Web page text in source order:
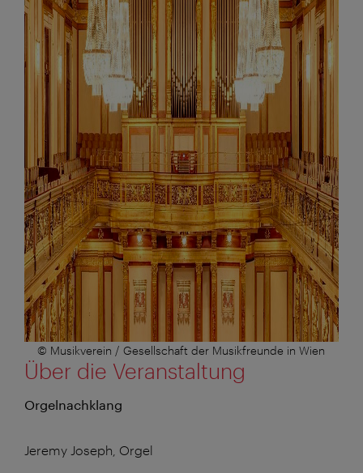
© Musikverein / Gesellschaft der Musikfreunde in Wien
Über die Veranstaltung
Orgelnachklang
Jeremy Joseph, Orgel